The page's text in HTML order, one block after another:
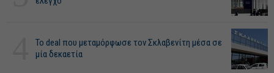
Το deal που μεταμόρφωσε τον Σκλαβενίτη μέσα σε
μία δεκαετία